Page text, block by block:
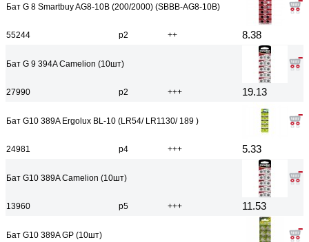
Бат G 8 Smartbuy AG8-10B (200/2000) (SBBB-AG8-10B)
55244 р2 ++ 8.38
Бат G 9 394A Camelion (10шт)
27990 р2 +++ 19.13
Бат G10 389A Ergolux BL-10 (LR54/ LR1130/ 189 )
24981 р4 +++ 5.33
Бат G10 389A Camelion (10шт)
13960 р5 +++ 11.53
Бат G10 389A GP (10шт)